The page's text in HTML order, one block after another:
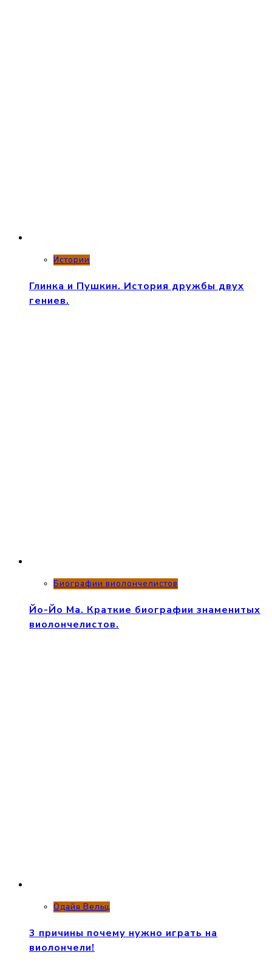
Истории
Глинка и Пушкин. История дружбы двух
гениев.
Биографии виолончелистов
Йо-Йо Ма. Краткие биографии знаменитых
виолончелистов.
Одайя Вельц
3 причины почему нужно играть на
виолончели!